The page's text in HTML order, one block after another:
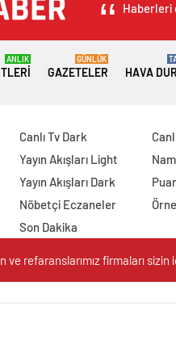
Haberleri
ANLIK
GAZETELER
GÜNLÜK
HAVA
Canlı Tv Dark
Yayın Akışları Light
Yayın Akışları Dark
Nöbetçi Eczaneler
Son Dakika
ve refaranslarımız firmaları sizin